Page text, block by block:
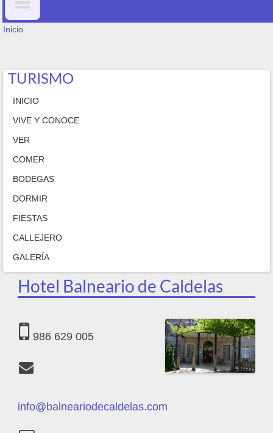
Formulario de búsqueda
Inicio
TURISMO
INICIO
VIVE Y CONOCE
VER
COMER
BODEGAS
DORMIR
FIESTAS
CALLEJERO
GALERÍA
Hotel Balneario de Caldelas
986 629 005
info@balneariodecaldelas.com